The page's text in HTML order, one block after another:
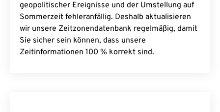
geopolitischer Ereignisse und der Umstellung auf
Sommerzeit fehleranfällig. Deshalb aktualisieren
wir unsere Zeitzonendatenbank regelmäßig, damit
Sie sicher sein können, dass unsere
Zeitinformationen 100 % korrekt sind.